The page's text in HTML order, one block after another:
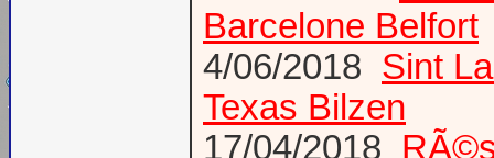
Barcelone Belfort
4/06/2018 Sint
Texas Bilzen
17/04/2018